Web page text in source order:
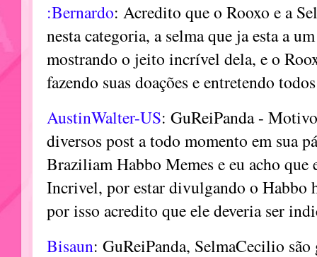
:Bernardo: Acredito que o Rooxo e a
nesta categoria, a selma que ja esta a
mostrando o jeito incrível dela, e o
fazendo suas doações e entretendo
AustinWalter-US: GuReiPanda -
diversos post a todo momento em sua
Braziliam Habbo Memes e eu acho
Incrivel, por estar divulgando o Habbo
por isso acredito que ele deveria ser
Bisaun: GuReiPanda, SelmaCecilio